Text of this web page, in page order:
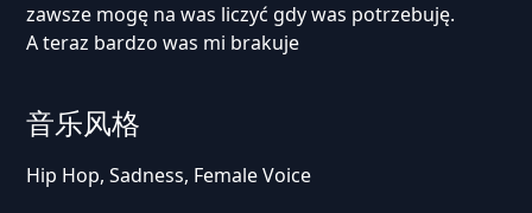
zawsze mogę na was liczyć gdy was potrzebuję.
A teraz bardzo was mi brakuje
音乐风格
Hip Hop, Sadness, Female Voice